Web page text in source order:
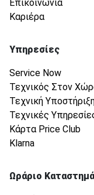
Επικοινωνία
Καριέρα
Υπηρεσίες
Service Now
Τεχνικός Στον
Τεχνική
Τεχνικές
Κάρτα Price Club
Klarna
Ωράριο